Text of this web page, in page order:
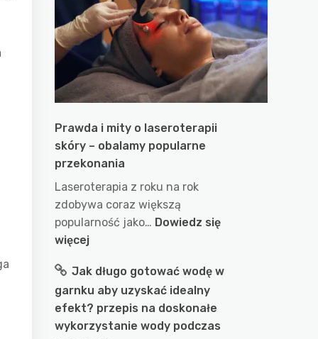
–
które
warto
włączyć
do
jadłospisu?
Prawda i mity o laseroterapii
skóry – obalamy popularne
przekonania
Laseroterapia z roku na rok
zdobywa coraz większą
popularność jako… Dowiedz się
więcej:
i
mity
o
laseroterapii
Jak długo gotować wodę w
garnku aby uzyskać idealny
efekt? przepis na doskonałe
wykorzystanie wody podczas